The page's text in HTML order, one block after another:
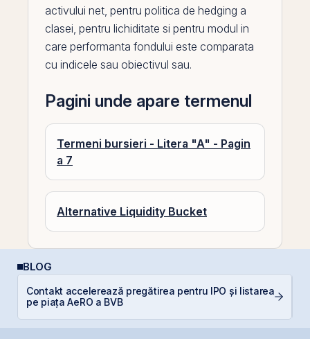
activului net, pentru politica de hedging a
clasei, pentru lichiditate si pentru modul in
care performanta fondului este comparata
cu indicele sau obiectivul sau.
Pagini unde apare termenul
Termeni bursieri - Litera "A" - Pagin
a 7
Alternative Liquidity Bucket
BLOG
Contakt accelerează pregătirea pentru IPO și listarea
pe piața AeRO a BVB